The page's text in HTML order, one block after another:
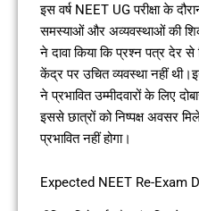
इस वर्ष NEET UG परीक्षा के
समस्याओं और अव्यवस्थाओं की
ने दावा किया कि प्रश्न पत्र देर से
केंद्र पर उचित व्यवस्था नहीं
ने प्रभावित उम्मीदवारों के लिए
इससे छात्रों को निष्पक्ष अवसर
प्रभावित नहीं होगा।
Expected NEET Re-Exam